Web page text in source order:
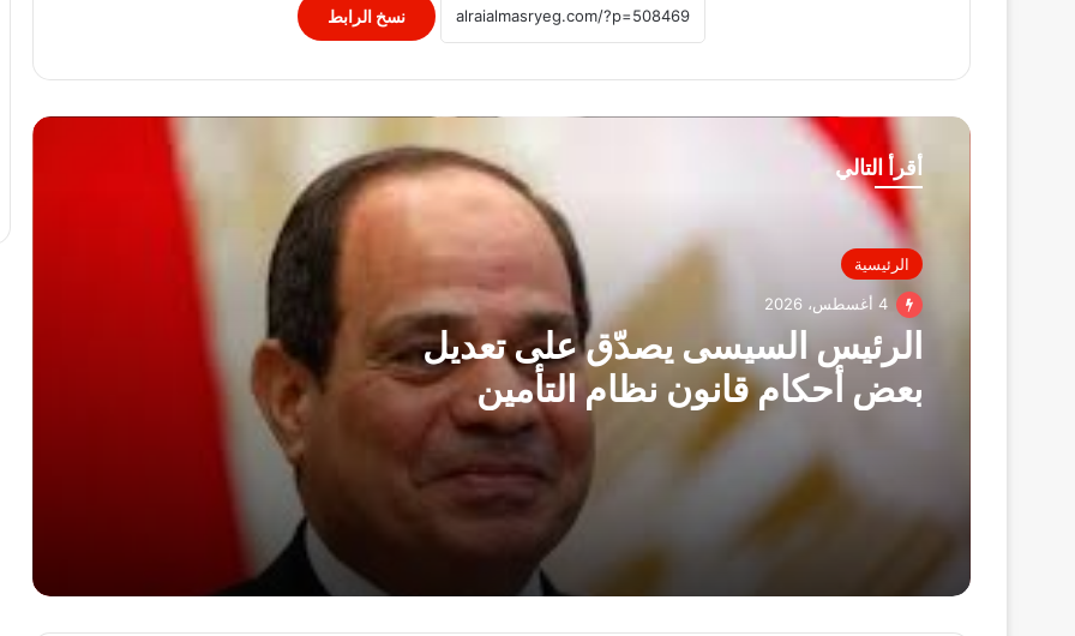
نسخ الرابط
أقرأ التالي
الرئيسية
4 أغسطس، 2026
الرئيس السيسى يصدّق على تعديل
بعض أحكام قانون نظام التأمين
الصحى الشامل
“حدث بياناتك في مصر” التي أطلقها البنك
المصريين المقيمين بالخارج
شريكا استراتيجيا.. البنك الأهلي المصري
الفريق الذي يمثل مصر في الخارج
مصر تهيب بوسائل الإعلام الأجنبية تحري
بميناء دمياط
صالحة ببني سويف والفيوم وتحيل الواقعة
وزير الدولة للإنتاج الحربي يبحث مع سفير
بلغاريا بالقاهرة سبل تعزيز التعاون المشترك
وزيرة التضامن الاجتماعي تتابع تداعيات